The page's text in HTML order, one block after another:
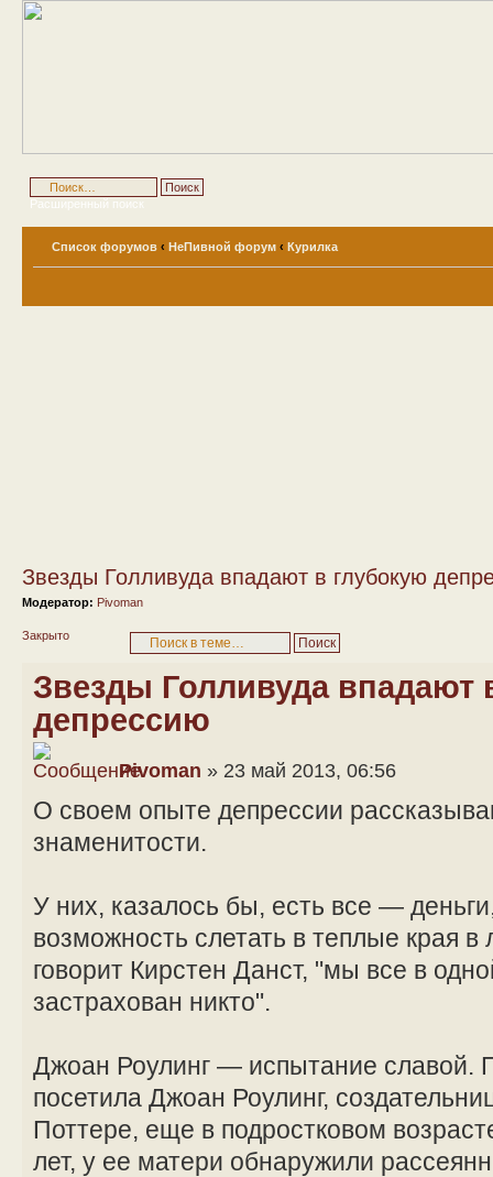
Расширенный поиск
Список форумов ‹ НеПивной форум ‹ Курилка
Звезды Голливуда впадают в глубокую
Модератор: Pivoman
Закрыто
Звезды Голливуда впадают
депрессию
Pivoman » 23 май 2013, 06:56
О своем опыте депрессии
знаменитости.
У них, казалось бы, есть все —
возможность слетать в теплые края
говорит Кирстен Данст, "мы все в
застрахован никто".
Джоан Роулинг — испытание славой.
посетила Джоан Роулинг,
Поттере, еще в подростковом
лет, у ее матери обнаружили